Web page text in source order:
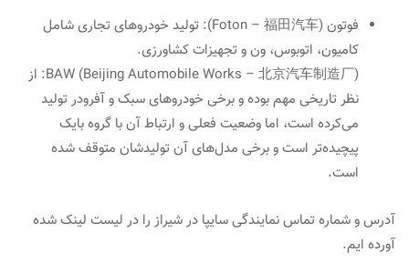
فوتون (Foton – 福田汽车): تولید خودروهای تجاری شامل
کامیون، اتوبوس، ون و تجهیزات کشاورزی.
BAW (Beijing Automobile Works – 北京汽车制造厂): از
نظر تاریخی مهم بوده و برخی خودروهای سبک و آفرودر تولید
می‌کرده است، اما وضعیت فعلی و ارتباط آن با گروه بایک
پیچیده‌تر است و برخی مدل‌های آن تولیدشان متوقف شده
است.
آدرس و شماره تماس نمایندگی سایپا در شیراز را در لیست لینک شده
آورده ایم.